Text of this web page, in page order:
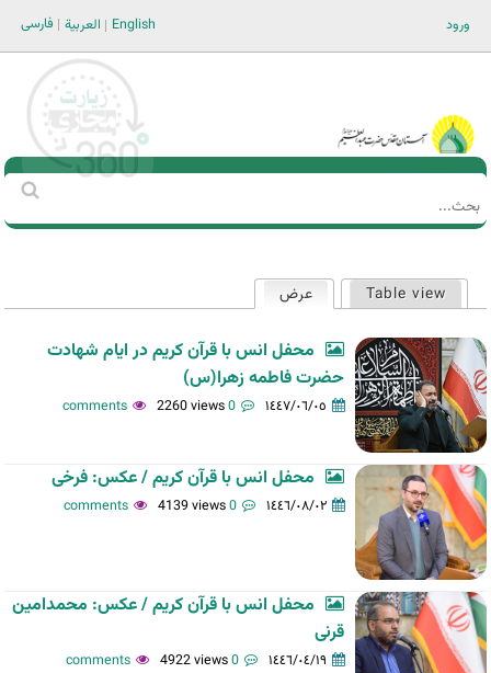
ورود فارسی العربية English
Main men-AR
استمارة
‏
الأساسية
Table view عرض
محفل انس با قرآن کریم در ایام شهادت
حضرت فاطمه زهرا(س)
١٤٤٧/٠٦/٠٥ 0 comments
2260 views
محفل انس با قرآن کریم / عکس: فرخی
١٤٤٦/٠٨/٠٢ 0 comments
4139 views
محفل انس با قرآن کریم / عکس: محمدامین
قرنی
١٤٤٦/٠٤/١٩ 0 comments
4922 views